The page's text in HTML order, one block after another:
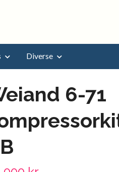
Diverse
6-71